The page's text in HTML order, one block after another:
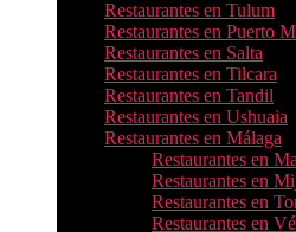
Restaurantes en Tulum
Restaurantes en Puerto
Restaurantes en Salta
Restaurantes en Tilcara
Restaurantes en Tandil
Restaurantes en Ushuaia
Restaurantes en Málaga
Restaurantes en
Restaurantes en
Restaurantes en
Restaurantes en